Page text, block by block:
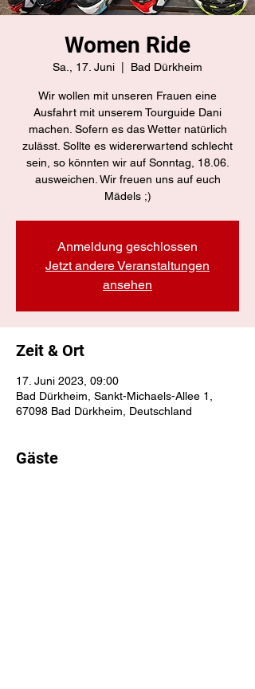
Women Ride
Sa., 17. Juni Bad Dürkheim
Wir wollen mit unseren Frauen eine
Ausfahrt mit unserem Tourguide Dani
machen. Sofern es das Wetter natürlich
zulässt. Sollte es widererwartend schlecht
sein, so könnten wir auf Sonntag, 18.06.
ausweichen. Wir freuen uns auf euch
Mädels ;)
Anmeldung geschlossen
Jetzt andere Veranstaltungen
ansehen
Zeit & Ort
17. Juni 2023, 09:00
Bad Dürkheim, Sankt-Michaels-Allee 1,
67098 Bad Dürkheim, Deutschland
Gäste